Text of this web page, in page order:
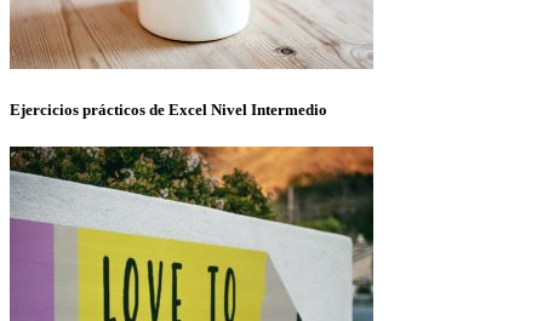
Ejercicios prácticos de Excel Nivel Intermedio